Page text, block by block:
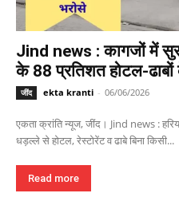
Jind news : कागजों में
के 88 प्रतिशत होटल-
जींद ekta kranti - 06/06/2026
एकता क्रांति न्यूज, जींद। Jind news :
धड़ल्ले से होटल, रेस्टोरेंट व ढाबे बिना किसी...
Read more